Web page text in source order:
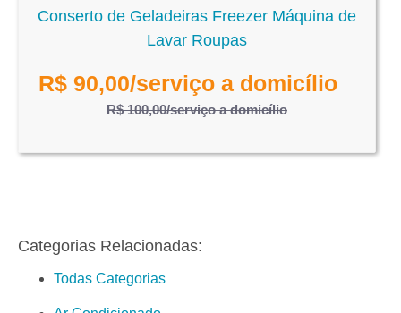
Conserto de Geladeiras Freezer Máquina de
Lavar Roupas
R$ 90,00/serviço a domicílio
R$ 100,00/serviço a domicílio
Categorias Relacionadas:
Todas Categorias